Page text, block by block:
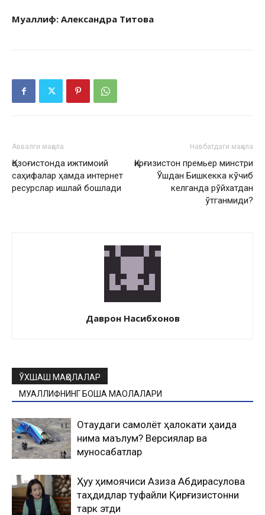
Муаллиф: Александра Титова
Аввалги мақола
Қозоғистонда ижтимоий
саҳифалар ҳамда интернет
ресурслар ишлай бошлади
Навбатдаги мақола
Қирғизистон премьер минстри
Ўшдан Бишкекка кўчиб
келганда рўйхатдан
ўтганмиди?
Даврон Насибхонов
ЎХШАШ МАҚОЛАЛАР
МУАЛЛИФНИНГ БОШҚА МАҚОЛАЛАРИ
Оқтаудаги самолёт ҳалокати ҳақида
нима маълум? Версиялар ва
муносабатлар
Ҳуқуқ ҳимоячиси Азиза Абдирасулова
таҳдидлар туфайли Қирғизистонни
тарк этди